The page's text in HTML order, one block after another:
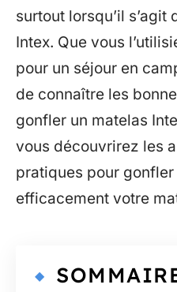
surtout lorsqu’il s’agit
Intex. Que vous
pour un séjour en
de connaître les
gonfler un matelas
vous découvrirez les
pratiques pour
efficacement votre